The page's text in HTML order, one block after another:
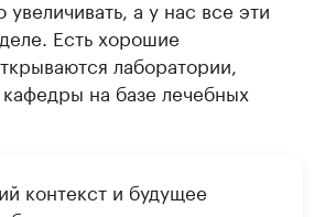
увеличивать, а у нас все эти
Есть хорошие
лаборатории,
на базе лечебных
контекст и будущее